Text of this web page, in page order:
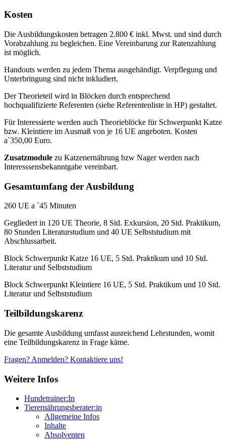
Kosten
Die Ausbildungskosten betragen 2.800 € inkl. Mwst. und sind durch
Vorabzahlung zu begleichen. Eine Vereinbarung zur Ratenzahlung
ist möglich.
Handouts werden zu jedem Thema ausgehändigt. Verpflegung und
Unterbringung sind nicht inkludiert.
Der Theorieteil wird in Blöcken durch entsprechend
hochqualifizierte Referenten (siehe Referentenliste in HP) gestaltet.
Für Interessierte werden auch Theorieblöcke für Schwerpunkt Katze
bzw. Kleintiere im Ausmaß von je 16 UE angeboten. Kosten
a`350,00 Euro.
Zusatzmodule zu Katzenernährung bzw Nager werden nach
Interesssensbekanntgabe vereinbart.
Gesamtumfang der Ausbildung
260 UE a `45 Minuten
Gegliedert in 120 UE Theorie, 8 Std. Exkursion, 20 Std. Praktikum,
80 Stunden Literaturstudium und 40 UE Selbststudium mit
Abschlussarbeit.
Block Schwerpunkt Katze 16 UE, 5 Std. Praktikum und 10 Std.
Literatur und Selbststudium
Block Schwerpunkt Kleintiere 16 UE, 5 Std. Praktikum und 10 Std.
Literatur und Selbststudium
Teilbildungskarenz
Die gesamte Ausbildung umfasst ausreichend Lehrstunden, womit
eine Teilbildungskarenz in Frage käme.
Fragen? Anmelden? Kontaktiere uns!
Weitere Infos
Hundetrainer:In
Tierernährungsberater:in
Allgemeine Infos
Inhalte
Absolventen